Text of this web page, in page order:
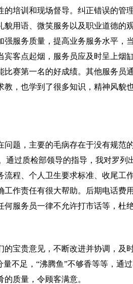
的培训和现场督导。纠正错误的管
貌用语、微笑服务以及职业道德的
强服务质量，提高业务服务水平，
宾客点起烟，服务员应及时呈上烟
赛第一名的好成绩。其他服务员
教，也学到了很多知识，精神风貌
问题，主要的毛病存在于没有规范
通过质检部领导的指导，我对罗列
流程、个人卫生要求标准、收尾工
作责任有很大帮助。后期电话费
服务员一律不允许打市话等，杜
宝贵意见，不断改进并协调，及
不足，“沸腾鱼”不够香等等，通
质量，令顾客满意。